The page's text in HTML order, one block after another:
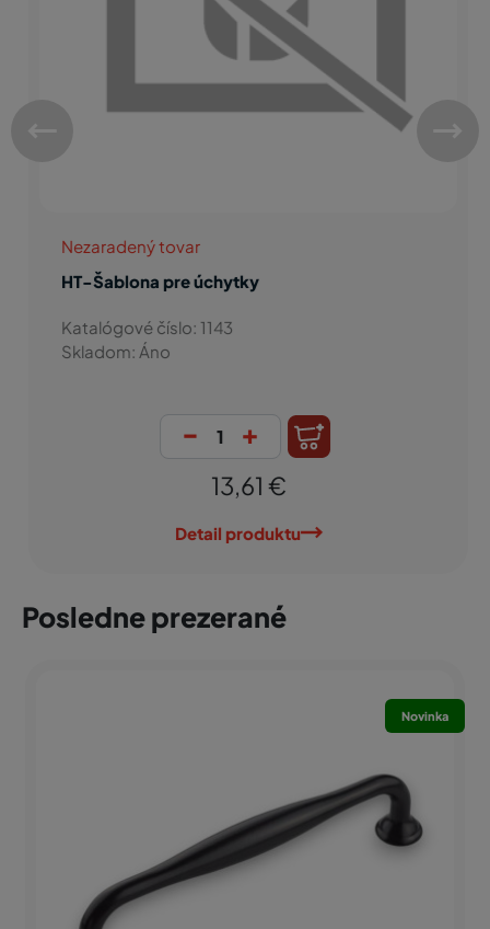
Nezaradený tovar
HT-Šablona pre úchytky
Katalógové číslo: 1143
Skladom: Áno
- +
13,61 €
Detail produktu
Posledne prezerané
Novinka